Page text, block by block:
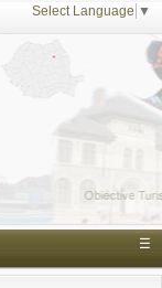
Select Language ▼
☰